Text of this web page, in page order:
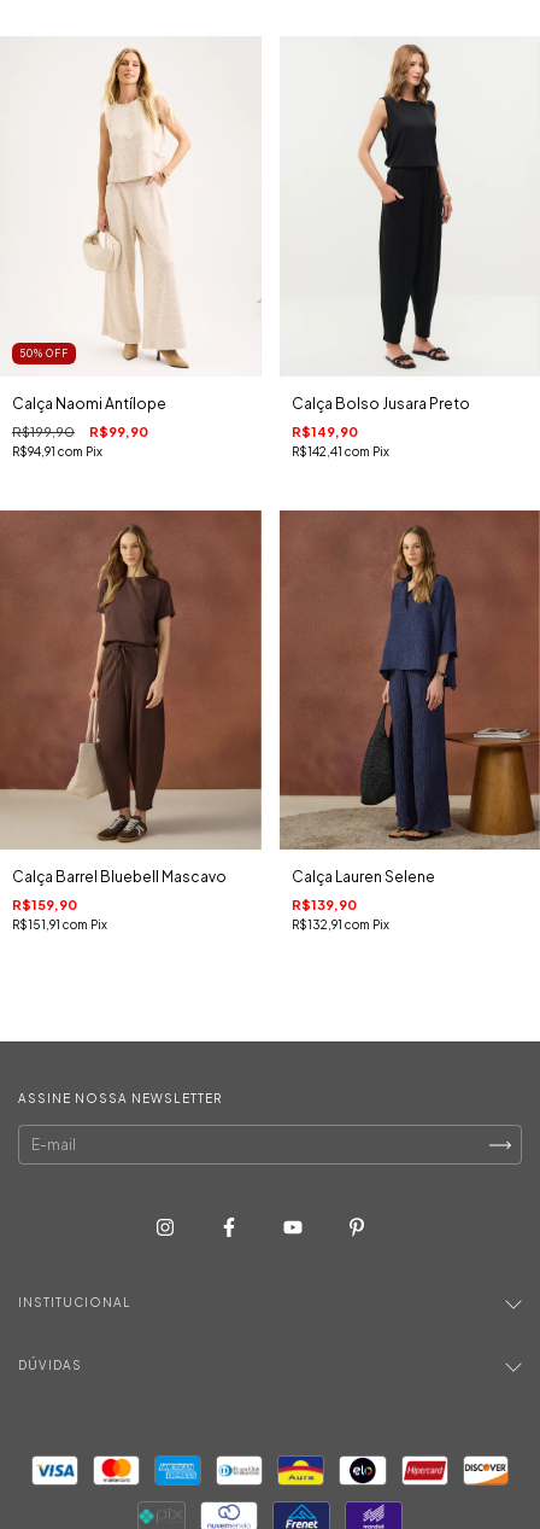
50% OFF
Calça Naomi Antílope
R$199,90 R$99,90
R$94,91 com Pix
Calça Bolso Jusara Preto
R$149,90
R$142,41 com Pix
Calça Barrel Bluebell Mascavo
R$159,90
R$151,91 com Pix
Calça Lauren Selene
R$139,90
R$132,91 com Pix
ASSINE NOSSA NEWSLETTER
INSTITUCIONAL
DÚVIDAS